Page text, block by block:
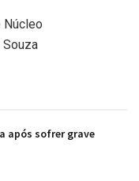
Núcleo
após sofrer grave